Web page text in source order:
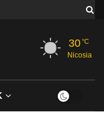
30°C
Nicosia